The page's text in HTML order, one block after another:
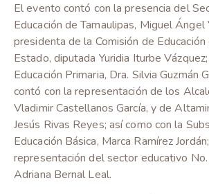
El evento contó con la presencia del
Educación de Tamaulipas, Miguel Ángel
presidenta de la Comisión de
Estado, diputada Yuridia Iturbe
Educación Primaria, Dra. Silvia Guzmán
contó con la representación de los
Vladimir Castellanos García, y de
Jesús Rivas Reyes; así como con la
Educación Básica, Marca Ramírez
representación del sector educativo
Adriana Bernal Leal.